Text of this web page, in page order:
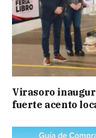
Virasoro
fuerte acento